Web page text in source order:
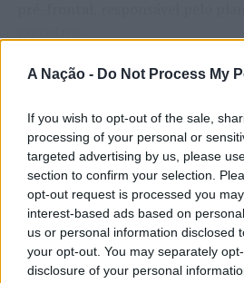
A Nação - Do Not Process My
If you wish to opt-out of the sale,
processing of your personal or
targeted advertising by us, please
section to confirm your selection.
opt-out request is processed you
interest-based ads based on
us or personal information disclosed
your opt-out. You may separately
disclosure of your personal
O pesquisador afirma que
cérebro, favorecendo a fadiga
manter a atenção e a
tarefas inacabadas permanecem
aumentam a sensação de
prolongado pode elevar os níveis
prejudicar o desempenho
Fabiano de Abreu Agrela
CONTINUAR A
ATUALIDADE
“Millennium Estoril
regressou ao
vitória do francês
Publicado 2 dias atrás on 07/08/